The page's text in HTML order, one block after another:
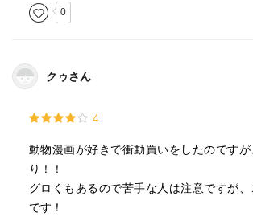
0
クゥさん
4
動物漫画が好きで衝動買いをしたのです
り！！
グロくもあるので苦手な人は注意ですが
です！